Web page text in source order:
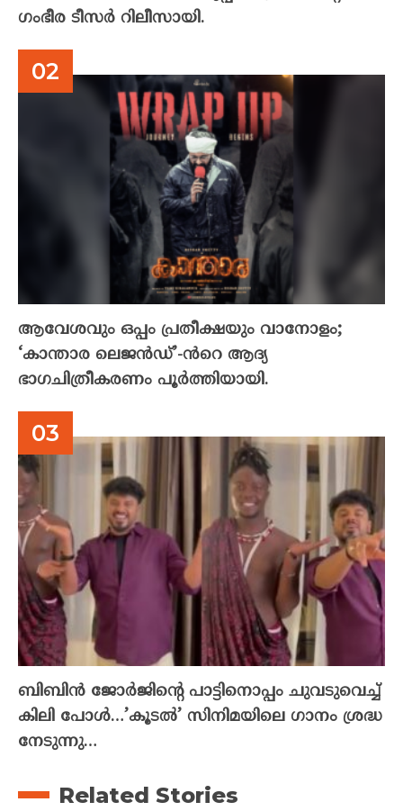
ഗംഭീര ടീസർ റിലീസായി.
ആവേശവും ഒപ്പം പ്രതീക്ഷയും വാനോളം;
‘കാന്താര ലെജൻഡ്’-ൻറെ ആദ്യ
ഭാഗചിത്രീകരണം പൂർത്തിയായി.
ബിബിൻ ജോർജിന്റെ പാട്ടിനൊപ്പം ചുവടുവെച്ച്
കിലി പോൾ…’കൂടൽ’ സിനിമയിലെ ഗാനം ശ്രദ്ധ
നേടുന്നു…
Related Stories